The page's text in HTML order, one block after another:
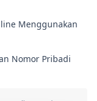
Menggunakan
Nomor Pribadi